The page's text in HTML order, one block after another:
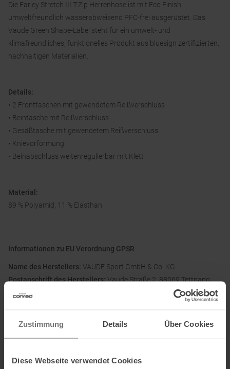
Zustimmung Details Über Cookies
Diese Webseite verwendet Cookies
Die Farley Stretch III T-Zip Herrenhose ist mit Eco Finish
umweltfreundlich wasserabweisend PFC-frei ausgerüstet. Das
Vaude Green Shape-Label steht für ein umwelt- und
klimafreundliches, funktionelles Produkt aus bluesign zertifizierten,
nachhaltigen Materialien.
Details:
• 2 Fronttaschen mit gewendetem Reißverschluss
• Beintasche mit Reißverschluss
• Gesäßtasche mit gewendetem Reißverschluss
• Knievorformung
• Beinabschluss weitenregulierbar mit Klett
Material:
89 % Polyamid, 11 % Elasthan
Informationen zu EU Verordnung GPSR
Name des Herstellers: VAUDE Sport GmbH & Co. KG
Postanschrift des Herstellers:Vaude Straße 2, 88069 Tettnang
Elektronische Adresse des Herstellers:
service@vaude.com
Ausgezeichnet mit